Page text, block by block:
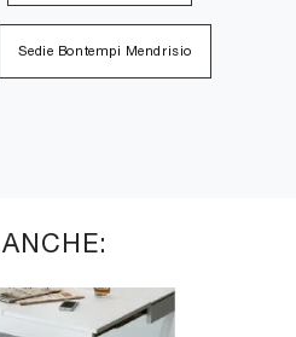
Sedie Bontempi Mendrisio